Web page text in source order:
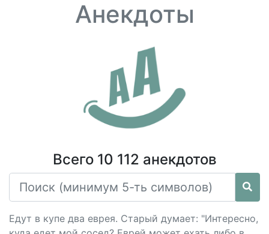
Анекдоты
Всего 10 112 анекдотов
Едут в купе два еврея. Старый думает: "Интересно,